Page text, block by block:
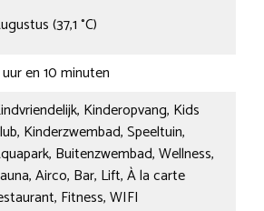
(37,1 °C)
en 10 minuten
Kinderopvang, Kids
Kinderzwembad, Speeltuin,
Buitenzwembad, Wellness,
Airco, Bar, Lift, À la carte
Fitness, WIFI